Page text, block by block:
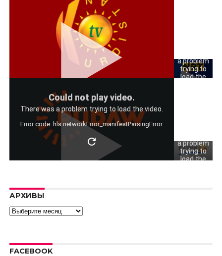
a problem
trying to
load the
Could not play video.
There was a problem trying to load the video.
Error code: hls:networkError_manifestParsingError
a problem
trying to
load the
АРХИВЫ
Архивы
FACEBOOK